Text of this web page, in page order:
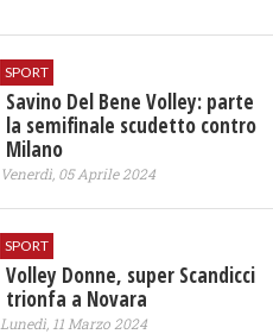
SPORT
Savino Del Bene Volley: parte
la semifinale scudetto contro
Milano
Venerdì, 05 Aprile 2024
SPORT
Volley Donne, super Scandicci
trionfa a Novara
Lunedì, 11 Marzo 2024